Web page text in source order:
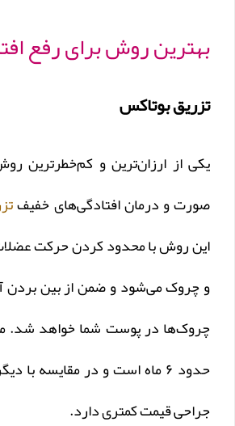
بهترین روش برای رفع
تزریق بوتاکس
یکی از ارزان‌ترین و کم‌خطرترین
صورت و درمان افتادگی‌های خفیف
این روش با محدود کردن حرکت
و چروک می‌شود و ضمن از بین بردن
چروک‌ها در پوست شما خواهد شد.
حدود ۶ ماه است و در مقایسه
جراحی قیمت کمتری دارد.